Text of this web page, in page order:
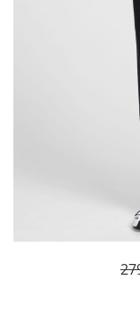
Pantaloni lungi copii
Pantaloni scurti Copii
Caciuli